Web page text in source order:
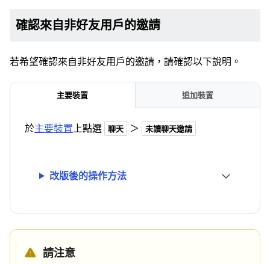
確認來自非好友用戶的邀請
若希望確認來自非好友用戶的邀請，請確認以下說明。
主要裝置 追加裝置
於主要裝置上點選 聊天 ＞ 未讀聊天邀請
改版後的操作方法
請注意